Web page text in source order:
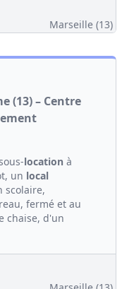
Marseille (13)
(13) – Centre
location à
un local
scolaire,
fermé et au
chaise, d'un